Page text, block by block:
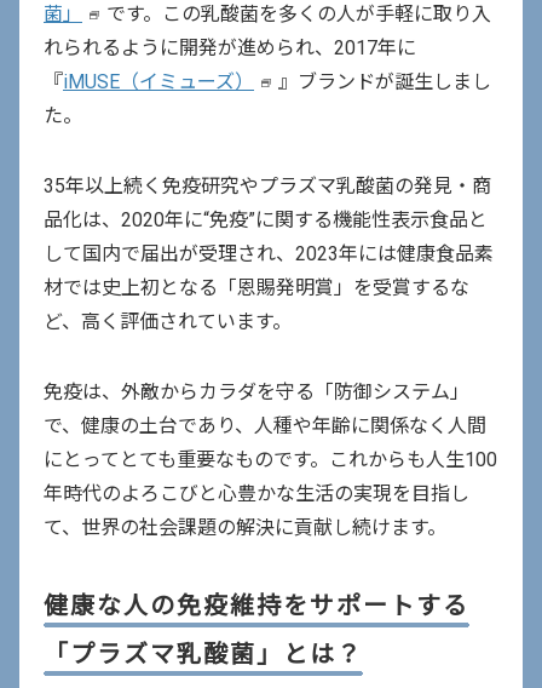
菌」
新
し
い
ン
ド
ウ
で
開
ま
す
です。この乳酸菌を多くの人が手軽に取り入
れられるように開発が進められ、2017年に
『iMUSE（イミューズ）
新
ウ
イ
ン
ド
ウ
開
き
ま
す
』ブランドが誕生しまし
た。
35年以上続く免疫研究やプラズマ乳酸菌の発見・商
品化は、2020年に“免疫”に関する機能性表示食品と
して国内で届出が受理され、2023年には健康食品素
材では史上初となる「恩賜発明賞」を受賞するな
ど、高く評価されています。
免疫は、外敵からカラダを守る「防御システム」
で、健康の土台であり、人種や年齢に関係なく人間
にとってとても重要なものです。これからも人生100
年時代のよろこびと心豊かな生活の実現を目指し
て、世界の社会課題の解決に貢献し続けます。
健康な人の免疫維持をサポートする
「プラズマ乳酸菌」とは？